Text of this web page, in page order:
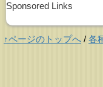
Sponsored Links
↑ページのトップへ / 各